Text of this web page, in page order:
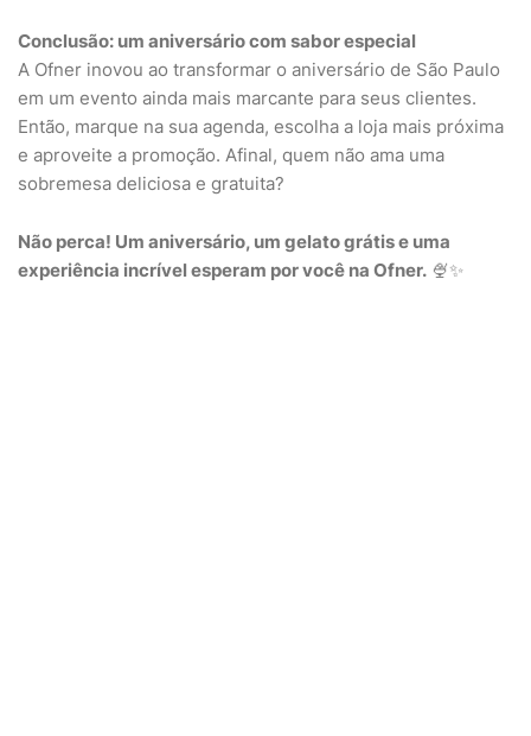
Conclusão: um aniversário com sabor especial
A Ofner inovou ao transformar o aniversário de São Paulo
em um evento ainda mais marcante para seus clientes.
Então, marque na sua agenda, escolha a loja mais próxima
e aproveite a promoção. Afinal, quem não ama uma
sobremesa deliciosa e gratuita?
Não perca! Um aniversário, um gelato grátis e uma
experiência incrível esperam por você na Ofner. 🍨✨